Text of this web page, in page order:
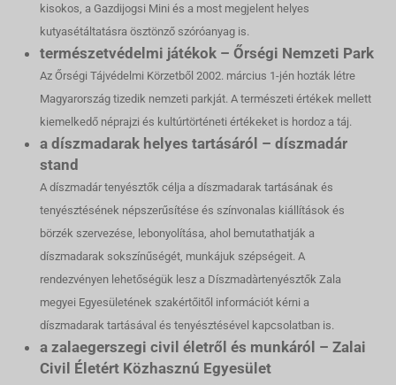
kisokos, a Gazdijogsi Mini és a most megjelent helyes
kutyasétáltatásra ösztönző szóróanyag is.
természetvédelmi játékok – Őrségi Nemzeti Park
Az Őrségi Tájvédelmi Körzetből 2002. március 1-jén hozták létre
Magyarország tizedik nemzeti parkját. A természeti értékek mellett
kiemelkedő néprajzi és kultúrtörténeti értékeket is hordoz a táj.
a díszmadarak helyes tartásáról – díszmadár
stand
A díszmadár tenyésztők célja a díszmadarak tartásának és
tenyésztésének népszerűsítése és színvonalas kiállítások és
börzék szervezése, lebonyolítása, ahol bemutathatják a
díszmadarak sokszínűségét, munkájuk szépségeit. A
rendezvényen lehetőségük lesz a Díszmadàrtenyésztők Zala
megyei Egyesületének szakértőitől információt kérni a
díszmadarak tartásával és tenyésztésével kapcsolatban is.
a zalaegerszegi civil életről és munkáról – Zalai
Civil Életért Közhasznú Egyesület